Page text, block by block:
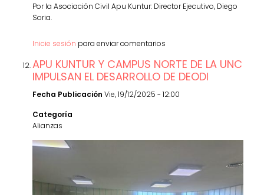
Por la Asociación Civil Apu Kuntur: Director Ejecutivo, Diego
Soria.
Inicie sesión para enviar comentarios
APU KUNTUR Y CAMPUS NORTE DE LA UNC
IMPULSAN EL DESARROLLO DE DEODI
Fecha Publicación Vie, 19/12/2025 - 12:00
Categoría
Alianzas